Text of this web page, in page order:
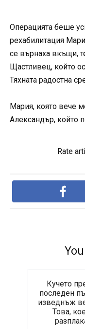
Операцията беше
рехабилитация
се върнаха вкъщи,
Щастливец, който
Тяхната радостна
Мария, която вече
Александър, който
Rate
Кучето
последен
изведнъж
Това,